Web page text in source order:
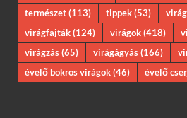
természet(113) tippek(53) virág
virágfajták(124) virágok(418)
virágzás(65) virágágyás(166)
évelő bokros virágok(46) évelő